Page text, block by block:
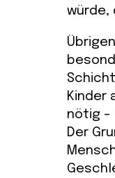
würde,
Kinder
nötig –
Der